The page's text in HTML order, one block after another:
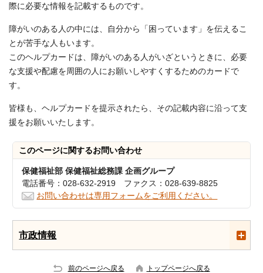
際に必要な情報を記載するものです。
障がいのある人の中には、自分から「困っています」を伝えるこ
とが苦手な人もいます。
このヘルプカードは、障がいのある人がいざというときに、必要
な支援や配慮を周囲の人にお願いしやすくするためのカードで
す。
皆様も、ヘルプカードを提示されたら、その記載内容に沿って支
援をお願いいたします。
このページに関するお問い合わせ
保健福祉部 保健福祉総務課 企画グループ
電話番号：028-632-2919 ファクス：028-639-8825
お問い合わせは専用フォームをご利用ください。
市政情報
前のページへ戻る トップページへ戻る